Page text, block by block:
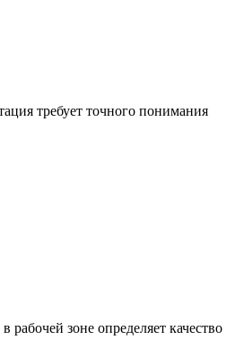
требует точного понимания
рабочей зоне определяет качество